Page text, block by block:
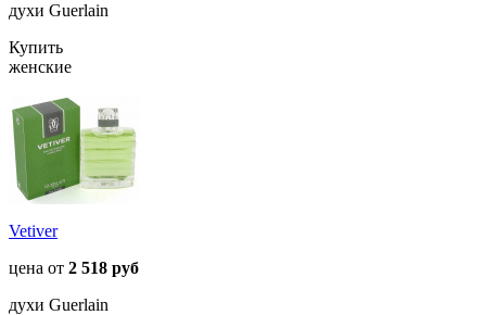
духи Guerlain
Купить
женские
Vetiver
цена от 2 518 руб
духи Guerlain